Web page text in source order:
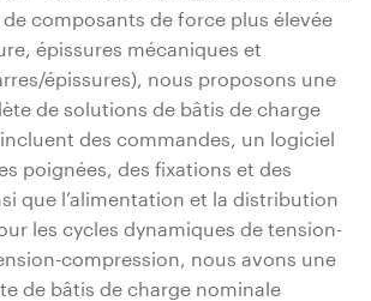
composants de force plus élevée
épissures mécaniques et
épissures), nous proposons une
de solutions de bâtis de charge
des commandes, un logiciel
poignées, des fixations et des
que l’alimentation et la distribution
les cycles dynamiques de tension-
compression, nous avons une
de bâtis de charge nominale